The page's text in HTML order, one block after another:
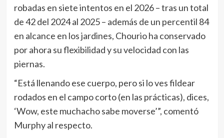
robadas en siete intentos en el 2026 – tras un total
de 42 del 2024 al 2025 – además de un percentil 84
en alcance en los jardines, Chourio ha conservado
por ahora su flexibilidad y su velocidad con las
piernas.
“Está llenando ese cuerpo, pero si lo ves fildear
rodados en el campo corto (en las prácticas), dices,
‘Wow, este muchacho sabe moverse’”, comentó
Murphy al respecto.